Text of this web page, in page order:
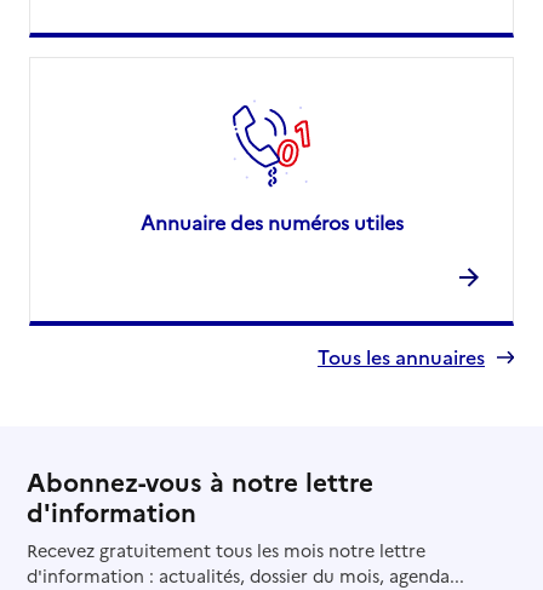
Annuaire des numéros utiles
Tous les annuaires
Abonnez-vous à notre lettre
d'information
Recevez gratuitement tous les mois notre lettre
d'information : actualités, dossier du mois, agenda...